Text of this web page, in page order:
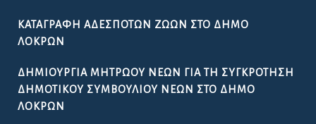
ΚΑΤΑΓΡΑΦΉ ΑΔΈΣΠΟΤΩΝ ΖΏΩΝ ΣΤΟ ΔΉΜΟ
ΛΟΚΡΏΝ
ΔΗΜΙΟΥΡΓΊΑ ΜΗΤΡΏΟΥ ΝΈΩΝ ΓΙΑ ΤΗ ΣΥΓΚΡΌΤΗΣΗ
ΔΗΜΟΤΙΚΟΎ ΣΥΜΒΟΥΛΊΟΥ ΝΈΩΝ ΣΤΟ ΔΉΜΟ
ΛΟΚΡΏΝ